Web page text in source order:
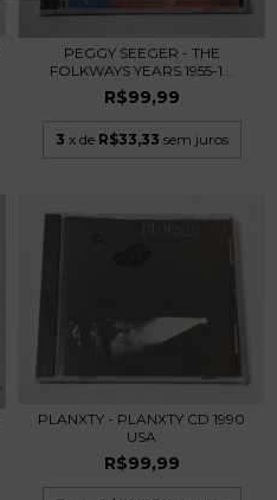
PEGGY SEEGER - THE
FOLKWAYS YEARS 1955-1...
R$99,99
3 x de R$33,33 sem juros
PLANXTY - PLANXTY CD 1990
USA
R$99,99